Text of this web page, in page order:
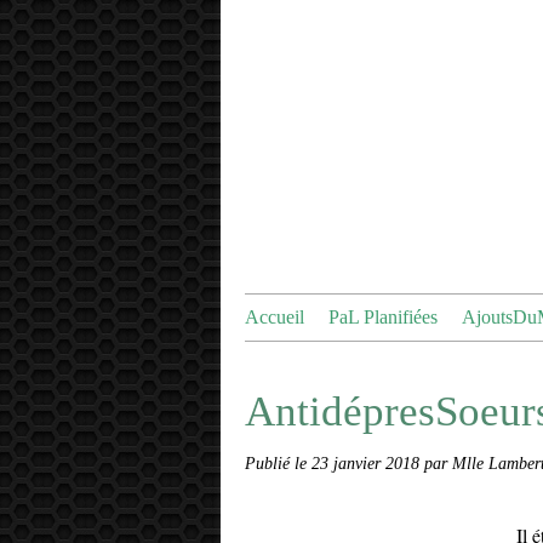
Accueil PaL Planifiées
Publié le 23 janvier 2018 par Mlle
Il